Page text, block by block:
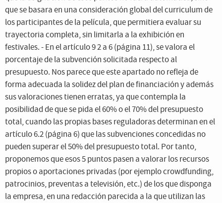
que se basara en una consideración global del curriculum de
los participantes de la película, que permitiera evaluar su
trayectoria completa, sin limitarla a la exhibición en
festivales. - En el artículo 9 2 a 6 (página 11), se valora el
porcentaje de la subvención solicitada respecto al
presupuesto. Nos parece que este apartado no refleja de
forma adecuada la solidez del plan de financiación y además
sus valoraciones tienen erratas, ya que contempla la
posibilidad de que se pida el 60% o el 70% del presupuesto
total, cuando las propias bases reguladoras determinan en el
artículo 6.2 (página 6) que las subvenciones concedidas no
pueden superar el 50% del presupuesto total. Por tanto,
proponemos que esos 5 puntos pasen a valorar los recursos
propios o aportaciones privadas (por ejemplo crowdfunding,
patrocinios, preventas a televisión, etc.) de los que disponga
la empresa, en una redacción parecida a la que utilizan las